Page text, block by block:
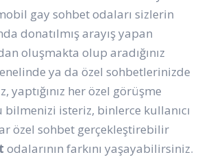
gay sohbet odaları sizlerin
donatılmış arayış yapan
oluşmakta olup aradığınız
ya da özel sohbetlerinizde
her özel görüşme
isteriz, binlerce kullanıcı
özel sohbet gerçekleştirebilir
odalarının farkını yaşayabilirsiniz.